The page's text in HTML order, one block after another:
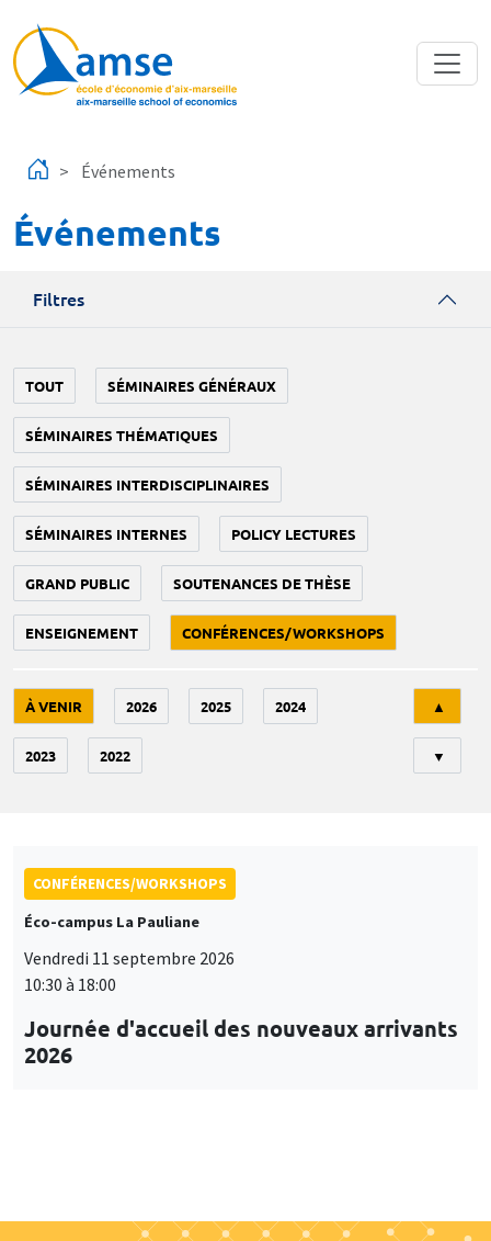
Événements
Événements
Filtres
TOUT SÉMINAIRES GÉNÉRAUX
SÉMINAIRES THÉMATIQUES
SÉMINAIRES INTERDISCIPLINAIRES
SÉMINAIRES INTERNES POLICY LECTURES
GRAND PUBLIC SOUTENANCES DE THÈSE
ENSEIGNEMENT CONFÉRENCES/WORKSHOPS
À VENIR 2026 2025 2024
2023 2022
▲
▼
CONFÉRENCES/WORKSHOPS
Éco-campus La Pauliane
Vendredi 11 septembre 2026
10:30 à 18:00
Journée d'accueil des nouveaux arrivants
2026